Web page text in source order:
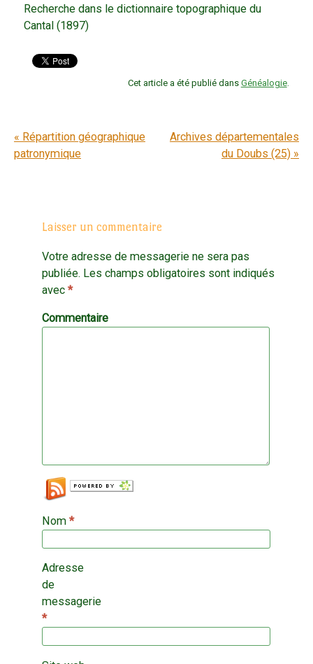
Recherche dans le dictionnaire topographique du
Cantal (1897)
Cet article a été publié dans Généalogie.
Navigation entre articles
« Répartition géographique
patronymique
Archives départementales
du Doubs (25) »
Laisser un commentaire
Votre adresse de messagerie ne sera pas
publiée. Les champs obligatoires sont indiqués
avec *
Commentaire
Nom *
Adresse
de
messagerie
*